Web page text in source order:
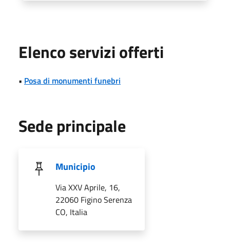
Elenco servizi offerti
• Posa di monumenti funebri
Sede principale
Municipio
Via XXV Aprile, 16,
22060 Figino Serenza
CO, Italia